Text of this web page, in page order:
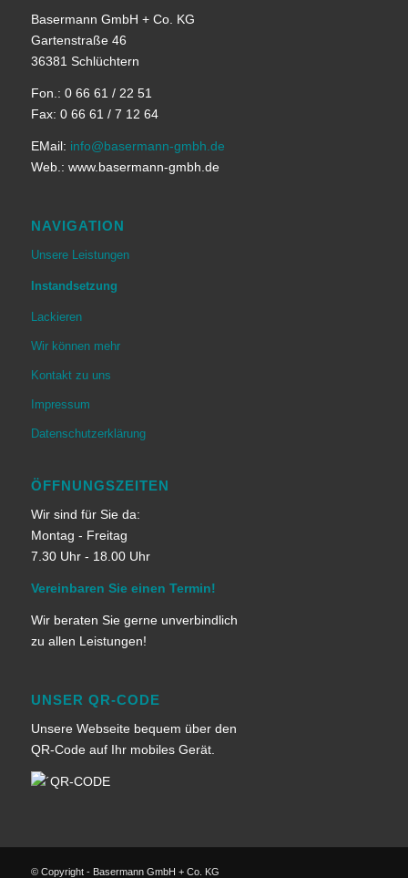
Basermann GmbH + Co. KG
Gartenstraße 46
36381 Schlüchtern
Fon.: 0 66 61 / 22 51
Fax: 0 66 61 / 7 12 64
EMail: info@basermann-gmbh.de
Web.: www.basermann-gmbh.de
NAVIGATION
Unsere Leistungen
Instandsetzung
Lackieren
Wir können mehr
Kontakt zu uns
Impressum
Datenschutzerklärung
ÖFFNUNGSZEITEN
Wir sind für Sie da:
Montag - Freitag
7.30 Uhr - 18.00 Uhr
Vereinbaren Sie einen Termin!
Wir beraten Sie gerne unverbindlich
zu allen Leistungen!
UNSER QR-CODE
Unsere Webseite bequem über den
QR-Code auf Ihr mobiles Gerät.
© Copyright - Basermann GmbH + Co. KG